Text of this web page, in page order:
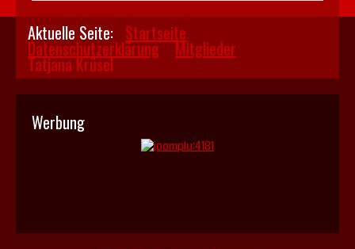
Aktuelle Seite: Startseite
Datenschutzerklärung Mitglieder
Tatjana Krüsel
Werbung